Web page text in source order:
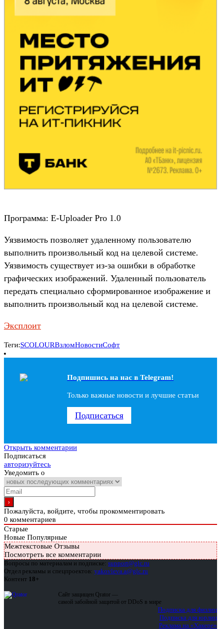
Программа: E-Uploader Pro 1.0
Уязвимость позволяет удаленному пользователю
выполнить произвольный код на целевой системе.
Уязвимость существует из-за ошибки в обработке
графических изображений. Удаленный пользователь
передать специально сформированное изображение и
выполнить произвольный код на целевой системе.
Эксплоит
Теги:SCOLOURВзломНовостиСофт
Подпишись на наc в Telegram!
Только важные новости и лучшие статьи
Подписаться
Открыть комментарии
Подписаться
авторизуйтесь
Уведомить о
Пожалуйста, войдите, чтобы прокомментировать
0 комментариев
Старые
Новые Популярные
Межтекстовые Отзывы
Посмотреть все комментарии
Вопросы по материалам и подписке: support@glc.ru
Отдел рекламы и спецпроектов: yakovleva.a@glc.ru
Контент 18+
Сайт защищен Qrator —
самой забойной защитой от DDoS в мире
Подписка для физлиц
Подписка для юрлиц
Реклама на «Хакере»